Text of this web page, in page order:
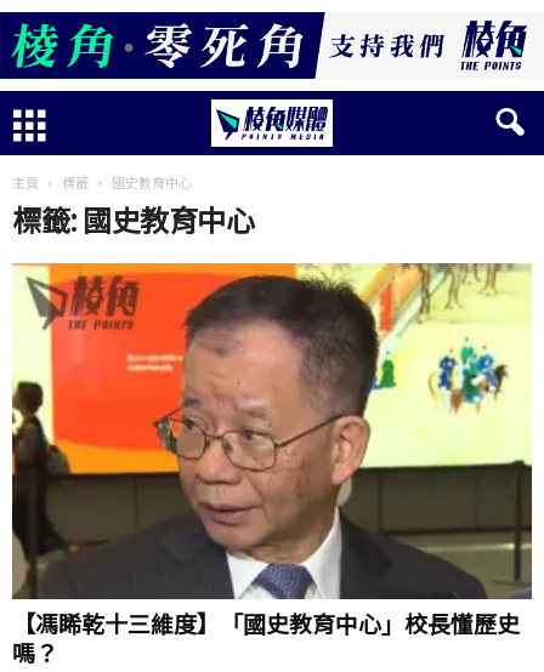
主頁 標籤 國史教育中心
標籤: 國史教育中心
【馮睎乾十三維度】「國史教育中心」校長懂歷史
嗎？